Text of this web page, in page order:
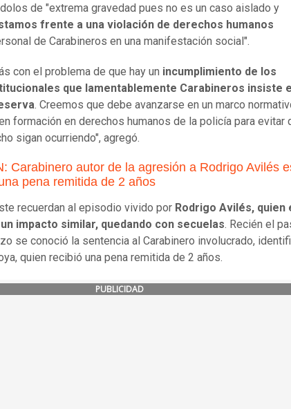
de "extrema gravedad pues no es un caso aislado y
frente a una violación de derechos humanos
de Carabineros en una manifestación social".
con el problema de que hay un incumplimiento de los
que lamentablemente Carabineros insiste
. Creemos que debe avanzarse en un marco
formación en derechos humanos de la policía para evitar
sigan ocurriendo", agregó.
Carabinero autor de la agresión a Rodrigo Avilés
pena remitida de 2 años
recuerdan al episodio vivido por Rodrigo Avilés, quien
impacto similar, quedando con secuelas . Recién el
se conoció la sentencia al Carabinero involucrado,
quien recibió una pena remitida de 2 años.
PUBLICIDAD